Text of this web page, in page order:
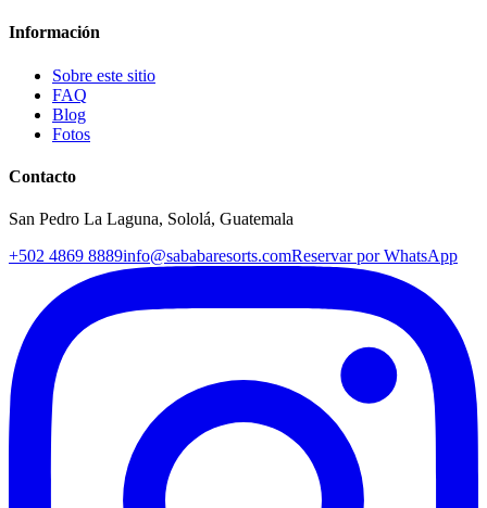
Información
Sobre este sitio
FAQ
Blog
Fotos
Contacto
San Pedro La Laguna, Sololá, Guatemala
+502 4869 8889info@sababaresorts.comReservar por WhatsApp